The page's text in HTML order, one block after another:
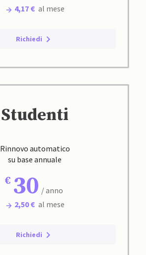
4,17 € al mese
Richiedi
Studenti
Rinnovo automatico
su base annuale
30 / anno
2,50 € al mese
Richiedi